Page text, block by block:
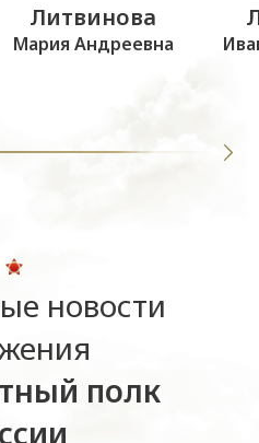
Литвинова
Мария Андреевна
новости
полк